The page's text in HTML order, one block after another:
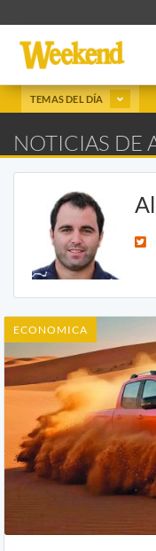
TEMAS DEL DÍA
NOTICIAS DE
ECONOMICA